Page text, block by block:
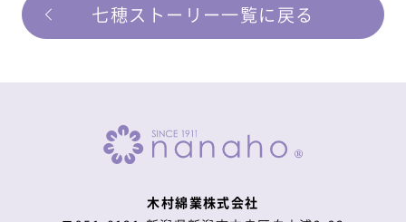
七穂ストーリー一覧に戻る
木村綿業株式会社